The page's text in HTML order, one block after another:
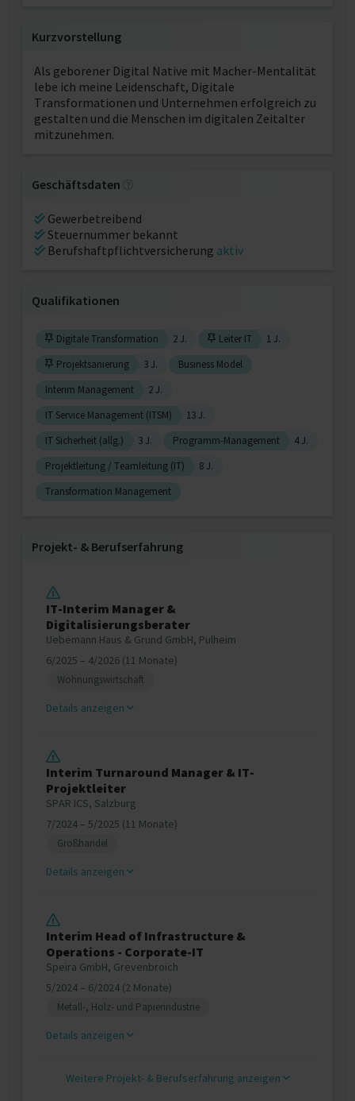
Kurzvorstellung
Als geborener Digital Native mit Macher-Mentalität
lebe ich meine Leidenschaft, Digitale
Transformationen und Unternehmen erfolgreich zu
gestalten und die Menschen im digitalen Zeitalter
mitzunehmen.
Geschäftsdaten
Gewerbetreibend
Steuernummer bekannt
Berufshaftpflichtversicherung aktiv
Qualifikationen
Digitale Transformation 2 J. Leiter IT
1 J.
Projektsanierung
3 J.
Business Model
Interim Management
2 J.
IT Service Management (ITSM)
13 J.
IT Sicherheit (allg.)
3 J. Programm-Management
4 J.
Projektleitung / Teamleitung (IT)
8 J.
Transformation Management
Projekt‐ & Berufserfahrung
IT-Interim Manager &
Digitalisierungsberater
Uebemann Haus & Grund GmbH, Pulheim
6/2025 – 4/2026 (11 Monate)
Wohnungswirtschaft
Details anzeigen
Interim Turnaround Manager & IT-
Projektleiter
SPAR ICS, Salzburg
7/2024 – 5/2025 (11 Monate)
Großhandel
Details anzeigen
Interim Head of Infrastructure &
Operations - Corporate-IT
Speira GmbH, Grevenbroich
5/2024 – 6/2024 (2 Monate)
Metall-, Holz- und Papierindustrie
Details anzeigen
Weitere Projekt‐ & Berufserfahrung anzeigen